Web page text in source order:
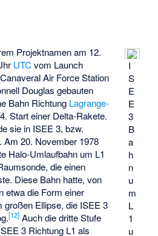
I
S
E
E
3
B
a
h
n
u
m
L
1
u
Projektnamen am 12.
UTCvom Launch
Air Force Station
Douglas gebauten
Bahn Richtung Lagrange-
Start einer Delta-Rakete.
sie in ISEE 3, bzw.
Am 20. November 1978
Halo-Umlaufbahn um L1
die einen
Diese Bahn hatte, von
etwa die Form einer
großen Ellipse, die ISEE 3
[12] Auch die dritte Stufe
3 Richtung L1 als